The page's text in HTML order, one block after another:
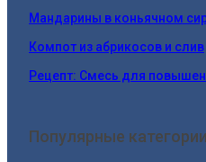
Мандарины в коньячном
Компот из абрикосов и слив
Рецепт: Смесь для
Популярные категории